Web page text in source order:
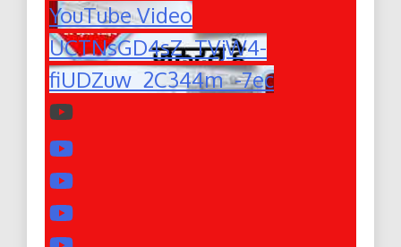
YouTube Video
UCTNsGD4sZ_TVjW4-
fiUDZuw_2C344m_-7ec